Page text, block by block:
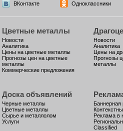
ВКонтакте Одноклассники
Цветные металлы
Новости
Аналитика
Цены на цветные металлы
Прогнозы цен на цветные
металлы
Коммерческие предложения
Новости
Аналитика
Цены на
Прогнозы
металлы
Доска объявлений
Черные металлы
Цветные металлы
Сырье и металлолом
Услуги
Баннерная
Реклама в
Classified